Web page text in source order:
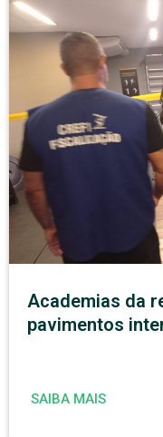
Academias da
pavimentos
SAIBA MAIS